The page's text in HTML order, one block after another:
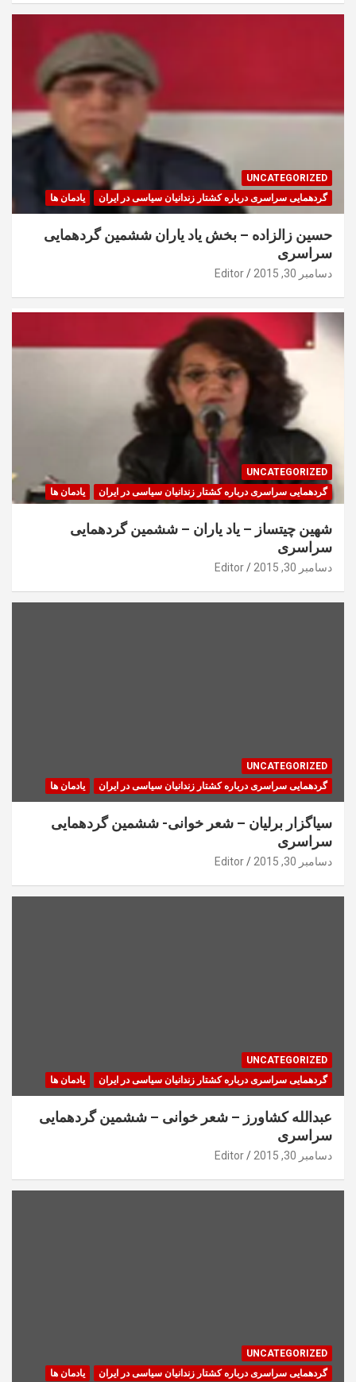
UNCATEGORIZED
گردهمایی سراسری درباره کشتار زندانیان سیاسی در ایران
یادمان ها
حسین زالزاده – بخش یاد یاران ششمین گردهمایی
سراسری
دسامبر 30, 2015 Editor
UNCATEGORIZED
گردهمایی سراسری درباره کشتار زندانیان سیاسی در ایران
یادمان ها
شهین چیتساز – یاد یاران – ششمین گردهمایی
سراسری
دسامبر 30, 2015 Editor
UNCATEGORIZED
گردهمایی سراسری درباره کشتار زندانیان سیاسی در ایران
یادمان ها
سیاگزار برلیان – شعر خوانی- ششمین گردهمایی
سراسری
دسامبر 30, 2015 Editor
UNCATEGORIZED
گردهمایی سراسری درباره کشتار زندانیان سیاسی در ایران
یادمان ها
عبدالله کشاورز – شعر خوانی – ششمین گردهمایی
سراسری
دسامبر 30, 2015 Editor
UNCATEGORIZED
گردهمایی سراسری درباره کشتار زندانیان سیاسی در ایران
یادمان ها